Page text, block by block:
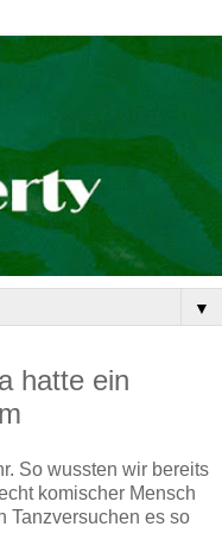
▼
hatte ein
So wussten wir bereits
komischer Mensch
Tanzversuchen es so